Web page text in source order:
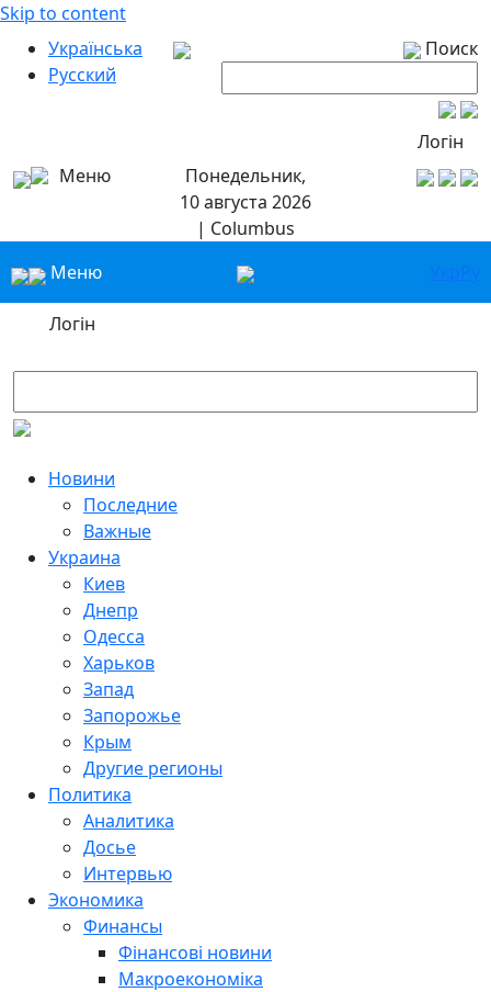
Skip to content
Українська
Русский
Поиск
Логін
Меню
Понедельник,
10 августа 2026
| Columbus
Меню
УкрРу
Логін
Новини
Последние
Важные
Украина
Киев
Днепр
Одесса
Харьков
Запад
Запорожье
Крым
Другие регионы
Политика
Аналитика
Досье
Интервью
Экономика
Финансы
Фінансові новини
Макроекономіка